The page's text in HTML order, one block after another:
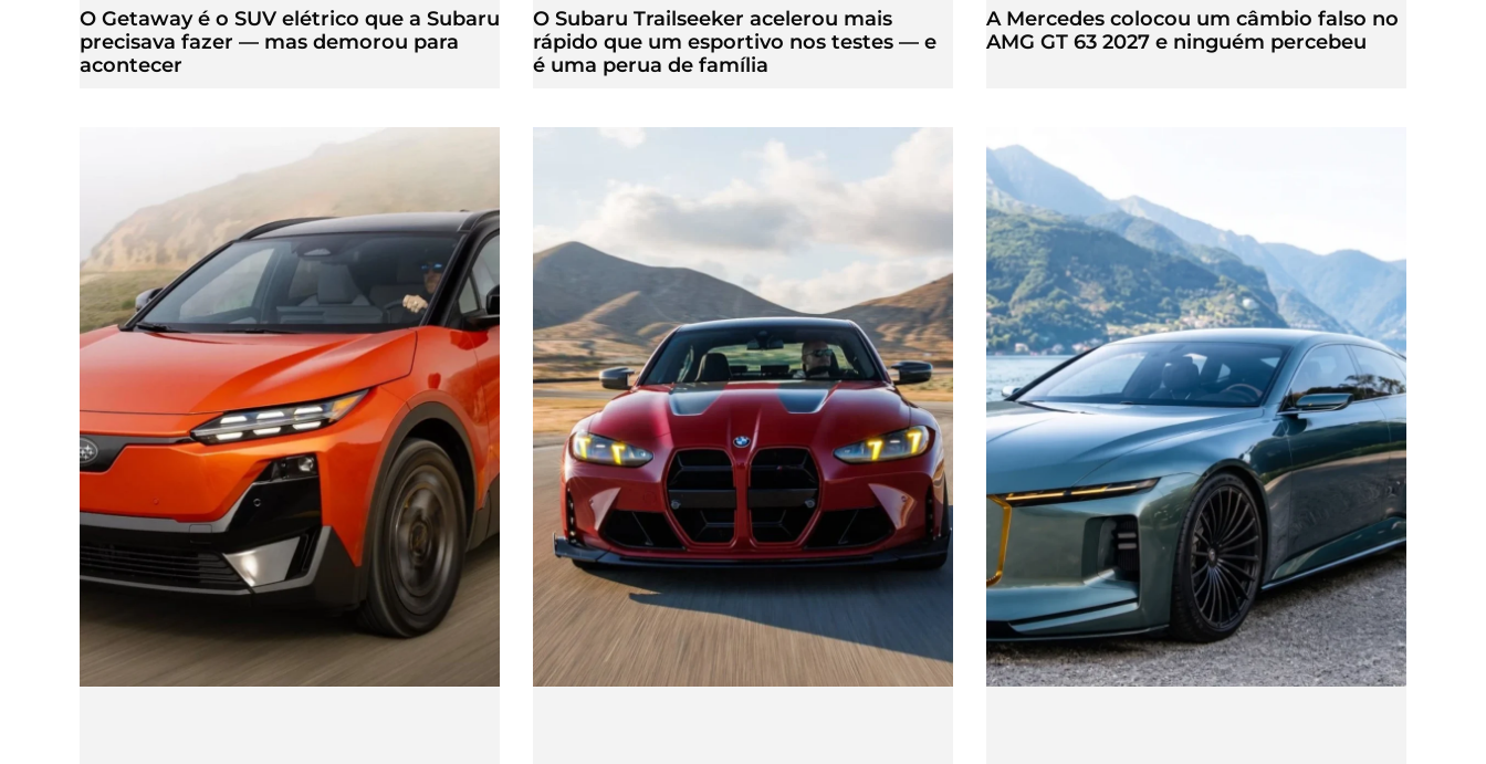
O Getaway é o SUV elétrico que a Subaru
precisava fazer — mas demorou para
acontecer
O Subaru Trailseeker acelerou mais
rápido que um esportivo nos testes — e
é uma perua de família
A Mercedes colocou um câmbio falso no
AMG GT 63 2027 e ninguém percebeu